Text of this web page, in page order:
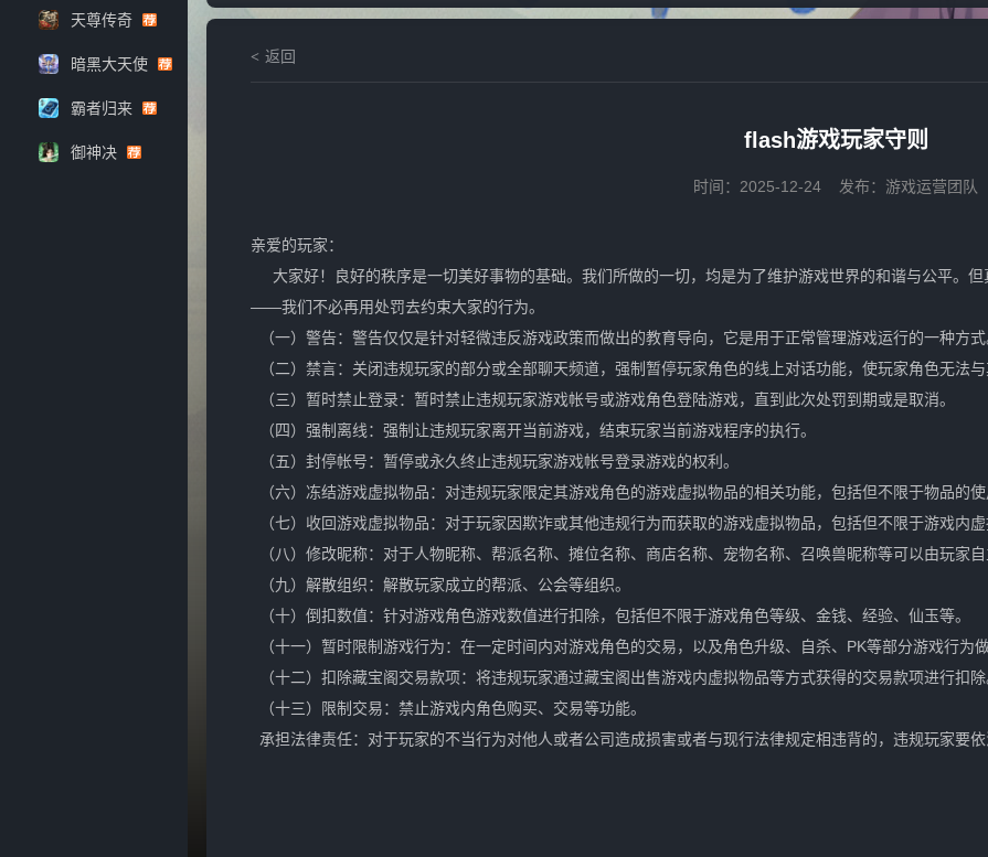
返回
flash游戏玩家守则
时间：2025-12-24 发布：游戏运营团队
亲爱的玩家：
大家好！良好的秩序是一切美好事物的基础。我们所做的一切，均是为了维护游戏世界的和谐与公平。
——我们不必再用处罚去约束大家的行为。
（一）警告：警告仅仅是针对轻微违反游戏政策而做出的教育导向，它是用于正常管理游戏运行的一种方式
（二）禁言：关闭违规玩家的部分或全部聊天频道，强制暂停玩家角色的线上对话功能，使玩家角色无法
（三）暂时禁止登录：暂时禁止违规玩家游戏帐号或游戏角色登陆游戏，直到此次处罚到期或是取消。
（四）强制离线：强制让违规玩家离开当前游戏，结束玩家当前游戏程序的执行。
（五）封停帐号：暂停或永久终止违规玩家游戏帐号登录游戏的权利。
（六）冻结游戏虚拟物品：对违规玩家限定其游戏角色的游戏虚拟物品的相关功能，包括但不限于物品的使
（七）收回游戏虚拟物品：对于玩家因欺诈或其他违规行为而获取的游戏虚拟物品，包括但不限于游戏内
（八）修改昵称：对于人物昵称、帮派名称、摊位名称、商店名称、宠物名称、召唤兽昵称等可以由玩家自
（九）解散组织：解散玩家成立的帮派、公会等组织。
（十）倒扣数值：针对游戏角色游戏数值进行扣除，包括但不限于游戏角色等级、金钱、经验、仙玉等。
（十一）暂时限制游戏行为：在一定时间内对游戏角色的交易，以及角色升级、自杀、PK等部分游戏行为做
（十二）扣除藏宝阁交易款项：将违规玩家通过藏宝阁出售游戏内虚拟物品等方式获得的交易款项进行扣除
（十三）限制交易：禁止游戏内角色购买、交易等功能。
承担法律责任：对于玩家的不当行为对他人或者公司造成损害或者与现行法律规定相违背的，违规玩家要
发布
天尊传奇
暗黑大天使
霸者归来
御神决